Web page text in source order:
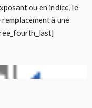
ou en indice, le
à une